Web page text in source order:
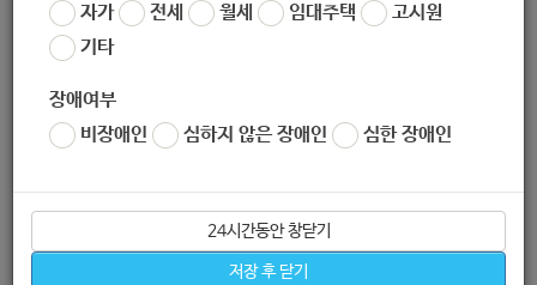
자가
전세 월세 임대주택
고시원
기타
장애여부
비장애인
심하지 않은 장애인 심한 장애인
24시간동안 창닫기
저장 후 닫기
(2) 사회적 접촉을 회피하며 삶의 범위를 제한해 가는 가구
1. 개인별 맞춤형 지원